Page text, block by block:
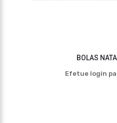
BOLAS
Efetue login